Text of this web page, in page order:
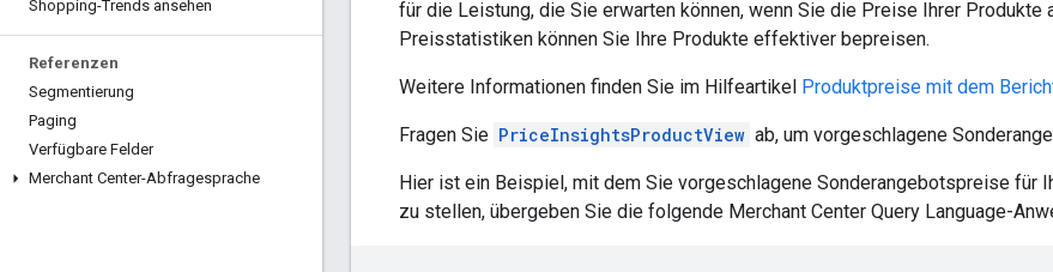
Shopping-Trends ansehen
Referenzen
Segmentierung
Paging
Verfügbare Felder
Merchant Center-Abfragesprache
für die Leistung, die Sie erwarten können, wenn Sie die Preise Ihrer
Preisstatistiken können Sie Ihre Produkte effektiver bepreisen.
Weitere Informationen finden Sie im Hilfeartikel Produktpreise mit dem
Fragen Sie PriceInsightsProductView ab, um vorgeschlagene
Hier ist ein Beispiel, mit dem Sie vorgeschlagene Sonderangebotspreise für
zu stellen, übergeben Sie die folgende Merchant Center Query Language-